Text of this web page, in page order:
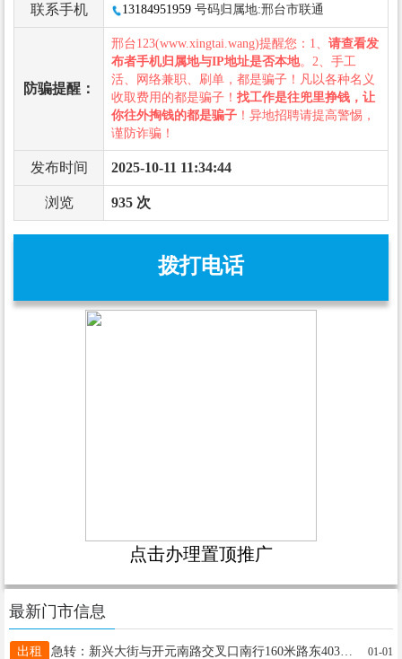
联系手机 13184951959 号码归属地:邢台市联通
防骗提醒：
邢台123(www.xingtai.wang)提醒您：1、 请查看发
布者手机归属地与IP地址是否本地。2、手工
活、网络兼职、刷单，都是骗子！凡以各种名义
收取费用的都是骗子！ 找工作是往兜里挣钱，让
你往外掏钱的都是骗子 ！异地招聘请提高警惕，
谨防诈骗！
发布时间 2025-10-11 11:34:44
浏览 935 次
拨打电话
点击办理置顶推广
最新门市信息
出租 急转：新兴大街与开元南路交叉口南行160米路东403-2号 月租5300转让费面议15343198165 01-01